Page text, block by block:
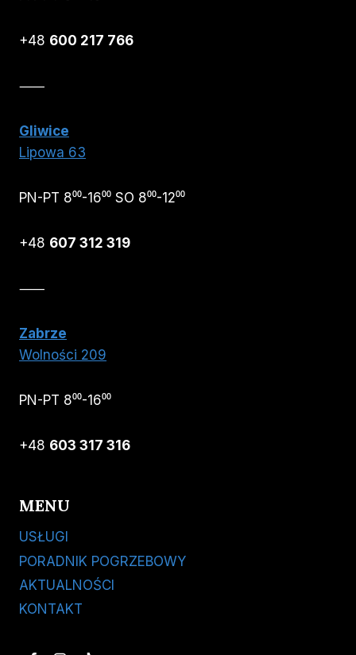
+48 600 217 766
⸺
Gliwice
Lipowa 63
PN-PT 8⁰⁰-16⁰⁰ SO 8⁰⁰-12⁰⁰
+48 607 312 319
⸺
Zabrze
Wolności 209
PN-PT 8⁰⁰-16⁰⁰
+48 603 317 316
MENU
USŁUGI
PORADNIK POGRZEBOWY
AKTUALNOŚCI
KONTAKT